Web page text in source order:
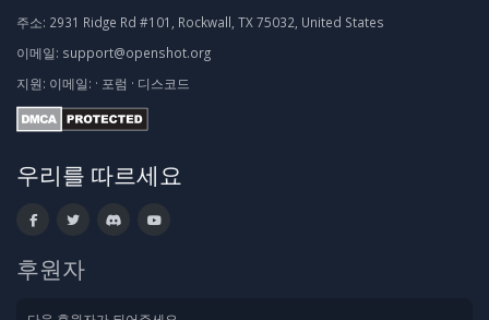
주소: 2931 Ridge Rd #101, Rockwall, TX 75032, United States
이메일: support@openshot.org
지원: 이메일: · 포럼 · 디스코드
우리를 따르세요
후원자